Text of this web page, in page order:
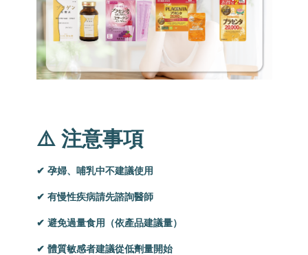
⚠️ 注意事項
✔ 孕婦、哺乳中不建議使用
✔ 有慢性疾病請先諮詢醫師
✔ 避免過量食用（依產品建議量）
✔ 體質敏感者建議從低劑量開始